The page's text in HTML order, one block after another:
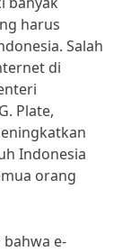
harus
Salah
di
Plate,
Indonesia
orang
e-